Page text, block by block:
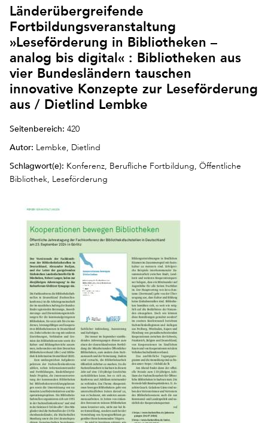
Länderübergreifende
Fortbildungsveranstaltung
»Leseförderung in Bibliotheken –
analog bis digital« : Bibliotheken aus
vier Bundesländern tauschen
innovative Konzepte zur Leseförderung
aus / Dietlind Lembke
Seitenbereich: 420
Autor: Lembke, Dietlind
Schlagwort(e): Konferenz, Berufliche Fortbildung, Öffentliche
Bibliothek, Leseförderung